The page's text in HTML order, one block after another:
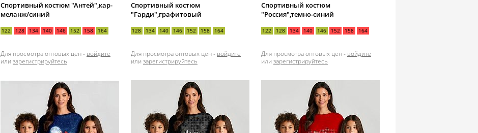
Спортивный костюм "Антей",кар-
меланж/синий
122 128 134 140 146 152 158 164
Для просмотра оптовых цен - войдите
или зарегистрируйтесь
Спортивный костюм
"Гарди",графитовый
128 134 140 146 152 158 164
Для просмотра оптовых цен - войдите
или зарегистрируйтесь
Спортивный костюм
"Россия",темно-синий
122 128 134 140 146 152 158 164
Для просмотра оптовых цен - войдите
или зарегистрируйтесь